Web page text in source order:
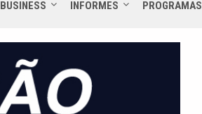
BUSINESS INFORMES PROGRAMAS